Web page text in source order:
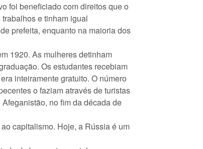
foi beneficiado com direitos que o
e tinham igual
prefeita, enquanto na maioria dos
1920. As mulheres detinham
Os estudantes recebiam
inteiramente gratuito. O número
o faziam através de turistas
no fim da década de
capitalismo. Hoje, a Rússia é um